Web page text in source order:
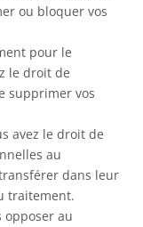
ou bloquer vos
pour le
le droit de
supprimer vos
avez le droit de
au
dans leur
traitement.
opposer au